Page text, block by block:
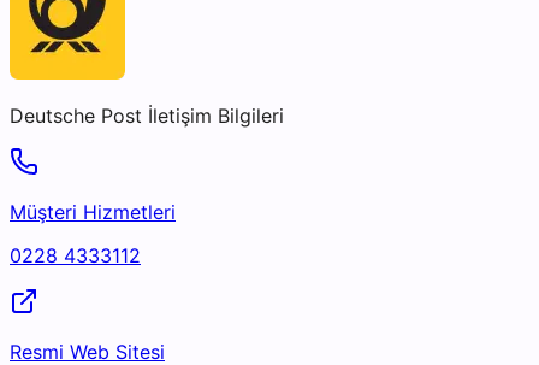
Deutsche Post İletişim Bilgileri
Müşteri Hizmetleri
0228 4333112
Resmi Web Sitesi